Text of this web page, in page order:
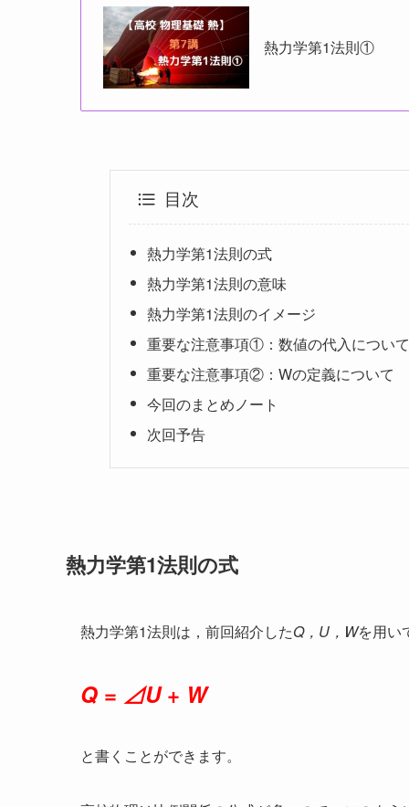
熱力学第1法則①
目次
熱力学第1法則の式
熱力学第1法則の意味
熱力学第1法則のイメージ
重要な注意事項①：数値の代入につい
重要な注意事項②：Wの定義について
今回のまとめノート
次回予告
熱力学第1法則の式
熱力学第1法則は，前回紹介したQ，U，Wを用い
Q = ⊿U+ W
と書くことができます。